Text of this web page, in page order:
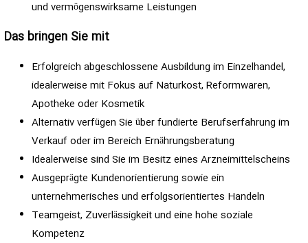
und vermögenswirksame Leistungen
Das bringen Sie mit
Erfolgreich abgeschlossene Ausbildung im Einzelhandel,
idealerweise mit Fokus auf Naturkost, Reformwaren,
Apotheke oder Kosmetik
Alternativ verfügen Sie über fundierte Berufserfahrung im
Verkauf oder im Bereich Ernährungsberatung
Idealerweise sind Sie im Besitz eines Arzneimittelscheins
Ausgeprägte Kundenorientierung sowie ein
unternehmerisches und erfolgsorientiertes Handeln
Teamgeist, Zuverlässigkeit und eine hohe soziale
Kompetenz